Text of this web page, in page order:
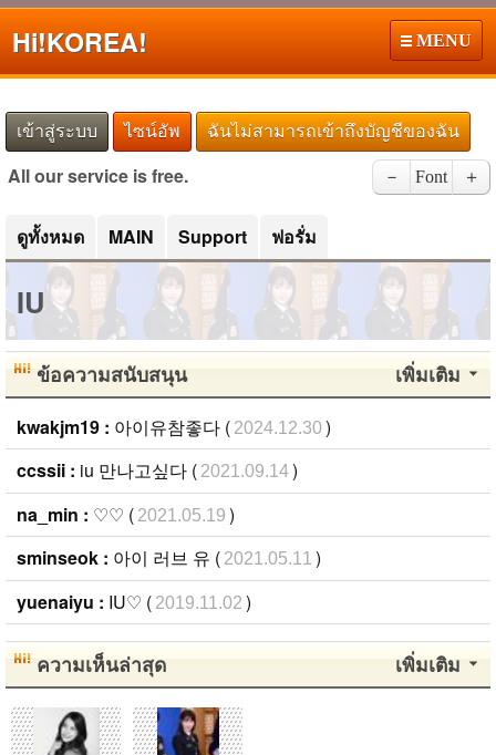
Hi!KOREA! MENU
เข้าสู่ระบบ ไซน์อัพ ฉันไม่สามารถเข้าถึงบัญชีของฉัน
All our service is free. － Font ＋
ดูทั้งหมด MAIN Support ฟอรั่ม
IU
เพิ่มเติม
ข้อความสนับสนุน
kwakjm19 : 아이유참좋다 ( 2024.12.30 )
ccssii : iu 만나고싶다 ( 2021.09.14)
na_min : ♡♡ ( 2021.05.19 )
sminseok : 아이 러브 유 ( 2021.05.11 )
yuenaiyu : IU♡ ( 2019.11.02 )
เพิ่มเติม
ความเห็นล่าสุด